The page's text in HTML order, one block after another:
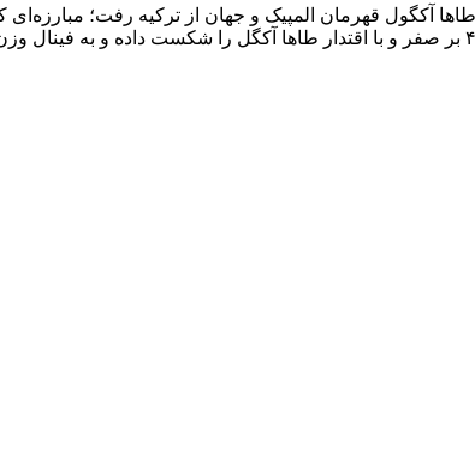
به مصاف طاها آکگول قهرمان المپیک و جهان از ترکیه رفت؛